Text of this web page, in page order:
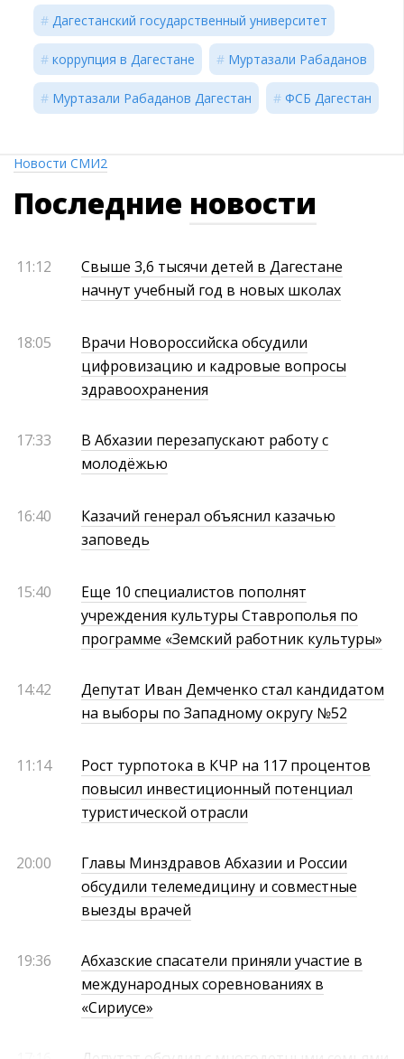
Дагестанский государственный университет
коррупция в Дагестане Муртазали Рабаданов
Муртазали Рабаданов Дагестан ФСБ Дагестан
Новости СМИ2
Последние новости
11:12
Свыше 3,6 тысячи детей в Дагестане
начнут учебный год в новых школах
18:05
Врачи Новороссийска обсудили
цифровизацию и кадровые вопросы
здравоохранения
17:33
В Абхазии перезапускают работу с
молодёжью
16:40
Казачий генерал объяснил казачью
заповедь
15:40
Еще 10 специалистов пополнят
учреждения культуры Ставрополья по
программе «Земский работник культуры»
14:42
Депутат Иван Демченко стал кандидатом
на выборы по Западному округу №52
11:14
Рост турпотока в КЧР на 117 процентов
повысил инвестиционный потенциал
туристической отрасли
20:00
Главы Минздравов Абхазии и России
обсудили телемедицину и совместные
выезды врачей
19:36
Абхазские спасатели приняли участие в
международных соревнованиях в
«Сириусе»